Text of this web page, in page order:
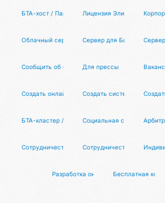
БТА-хост / Партнерская система
Лицензия Элитарис
Облачный сервер Сервер для Битрикс-
Сообщить об ошибкеДля прессы
Создать онлайн-платформуСоздать систему
БТА-кластер / Сеть нексусов
Социальная сеть
Сотрудничество Сотрудничество
Разработка онлайн-сервиса или
Бесплатная